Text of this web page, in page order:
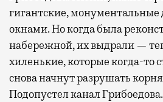
гигантские, монументальные
окнами. Но когда была
набережной, их выдрали —
хиленькие, которые когда-то
снова начнут разрушать
Подопустел канал